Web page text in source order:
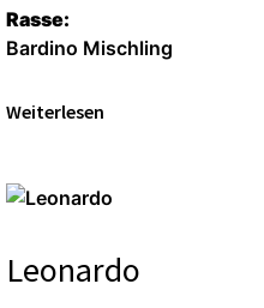
Rasse:
Bardino Mischling
Weiterlesen
Leonardo